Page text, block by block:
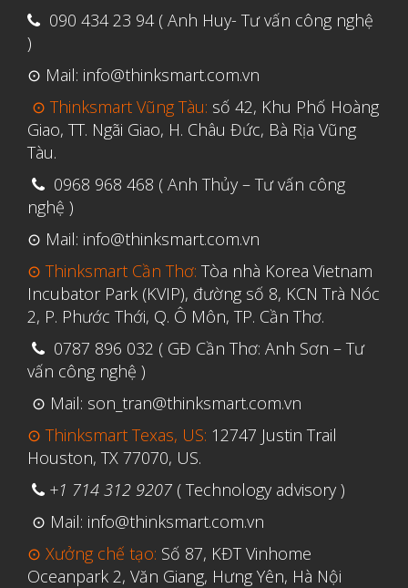
Tháng Năm 2019
Tháng Tư 2019
Tháng Ba 2019
Aerospace
Fuse 1
Giải pháp
Giải pháp ô tô
Máy in 3D để bàn Formlabs U.S.
Mô phỏng
Y Tế
090 434 23 94 ( Anh Huy- Tư vấn công nghệ
)
⊙ Mail: info@thinksmart.com.vn
⊙ Thinksmart Vũng Tàu: số 42, Khu Phố Hoàng
Giao, TT. Ngãi Giao, H. Châu Đức, Bà Rịa Vũng
Tàu.
0968 968 468 ( Anh Thủy – Tư vấn công
nghệ )
⊙ Mail: info@thinksmart.com.vn
⊙ Thinksmart Cần Thơ: Tòa nhà Korea Vietnam
Incubator Park (KVIP), đường số 8, KCN Trà Nóc
2, P. Phước Thới, Q. Ô Môn, TP. Cần Thơ.
0787 896 032 ( GĐ Cần Thơ: Anh Sơn – Tư
vấn công nghệ )
⊙ Mail: son_tran@thinksmart.com.vn
⊙ Thinksmart Texas, US: 12747 Justin Trail
Houston, TX 77070, US.
+1 714 312 9207 ( Technology advisory )
⊙ Mail: info@thinksmart.com.vn
⊙ Xưởng chế tạo: Số 87, KĐT Vinhome
Oceanpark 2, Văn Giang, Hưng Yên, Hà Nội